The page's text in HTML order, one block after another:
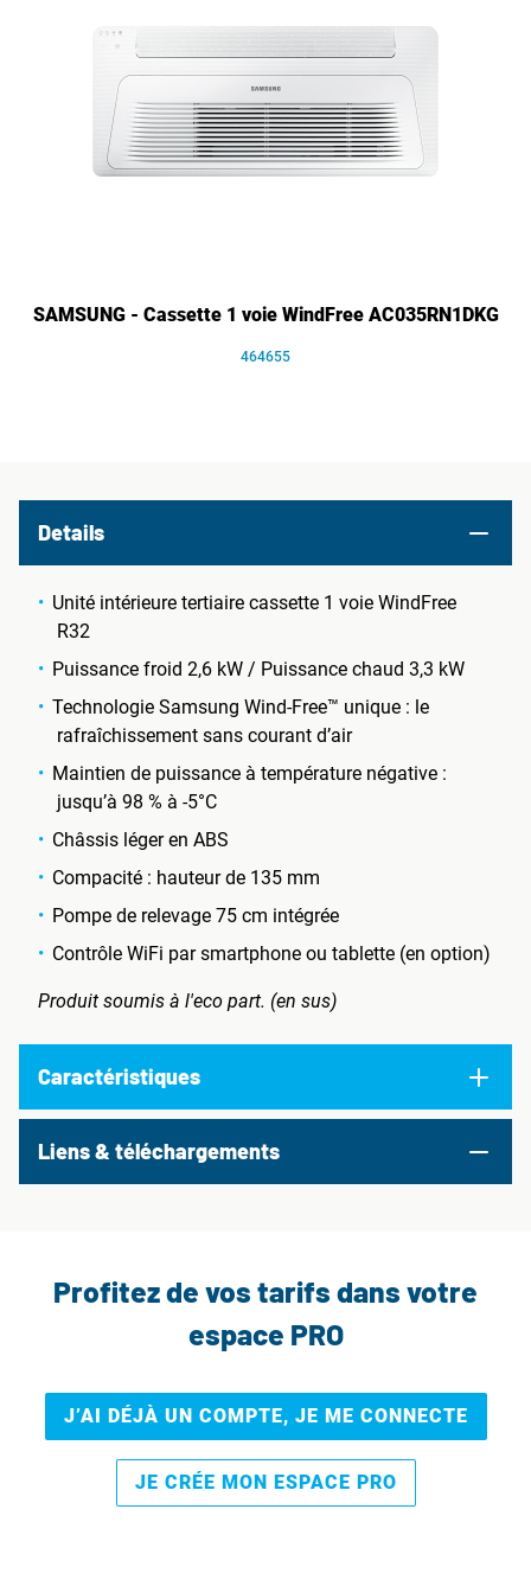
SAMSUNG - Cassette 1 voie WindFree AC035RN1DKG
464655
Details
Unité intérieure tertiaire cassette 1 voie WindFree
R32
Puissance froid 2,6 kW / Puissance chaud 3,3 kW
Technologie Samsung Wind-Free™ unique : le
rafraîchissement sans courant d’air
Maintien de puissance à température négative :
jusqu’à 98 % à -5°C
Châssis léger en ABS
Compacité : hauteur de 135 mm
Pompe de relevage 75 cm intégrée
Contrôle WiFi par smartphone ou tablette (en option)
Produit soumis à l'eco part. (en sus)
Caractéristiques
Liens & téléchargements
Profitez de vos tarifs dans votre
espace PRO
J’AI DÉJÀ UN COMPTE, JE ME CONNECTE
JE CRÉE MON ESPACE PRO